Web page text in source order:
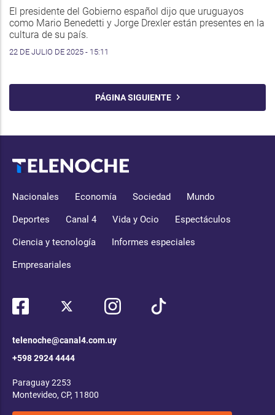
El presidente del Gobierno español dijo que uruguayos
como Mario Benedetti y Jorge Drexler están presentes en la
cultura de su país.
22 DE JULIO DE 2025 - 15:11
PÁGINA SIGUIENTE
Nacionales Economía Sociedad Mundo
Deportes Canal 4 Vida y Ocio Espectáculos
Ciencia y tecnología Informes especiales
Empresariales
telenoche@canal4.com.uy
+598 2924 4444
Paraguay 2253
Montevideo, CP, 11800